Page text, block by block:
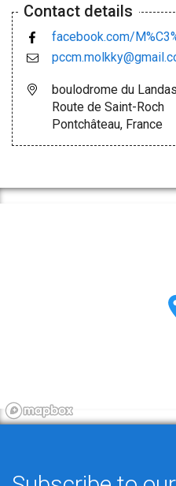
Contact details
boulodrome du
Route de Saint-Roch
Pontchâteau, France